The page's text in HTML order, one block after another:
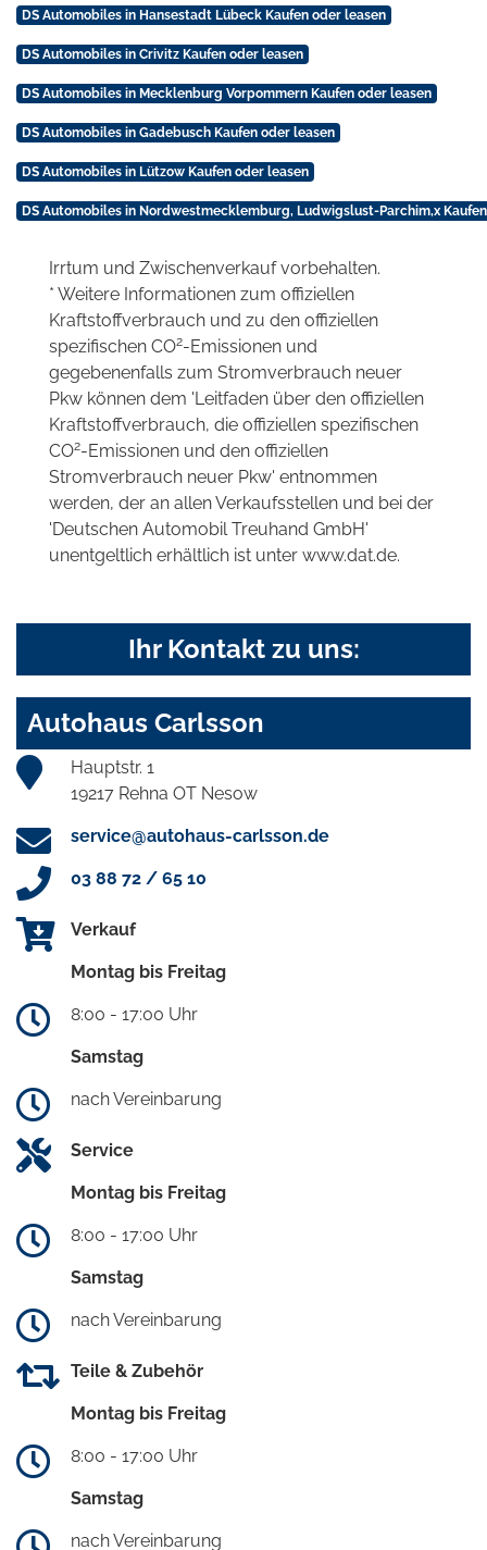
DS Automobiles in Hansestadt Lübeck Kaufen oder leasen
DS Automobiles in Crivitz Kaufen oder leasen
DS Automobiles in Mecklenburg Vorpommern Kaufen oder leasen
DS Automobiles in Gadebusch Kaufen oder leasen
DS Automobiles in Lützow Kaufen oder leasen
DS Automobiles in Nordwestmecklemburg, Ludwigslust-Parchim,x
Irrtum und Zwischenverkauf vorbehalten.
* Weitere Informationen zum offiziellen
Kraftstoffverbrauch und zu den offiziellen
spezifischen CO2-Emissionen und
gegebenenfalls zum Stromverbrauch neuer
Pkw können dem 'Leitfaden über den offiziellen
Kraftstoffverbrauch, die offiziellen spezifischen
CO2-Emissionen und den offiziellen
Stromverbrauch neuer Pkw' entnommen
werden, der an allen Verkaufsstellen und bei der
'Deutschen Automobil Treuhand GmbH'
unentgeltlich erhältlich ist unter www.dat.de.
Ihr Kontakt zu uns:
Autohaus Carlsson
Hauptstr. 1
19217 Rehna OT Nesow
service@autohaus-carlsson.de
03 88 72 / 65 10
Verkauf
Montag bis Freitag
8:00 - 17:00 Uhr
Samstag
nach Vereinbarung
Service
Montag bis Freitag
8:00 - 17:00 Uhr
Samstag
nach Vereinbarung
Teile & Zubehör
Montag bis Freitag
8:00 - 17:00 Uhr
Samstag
nach Vereinbarung